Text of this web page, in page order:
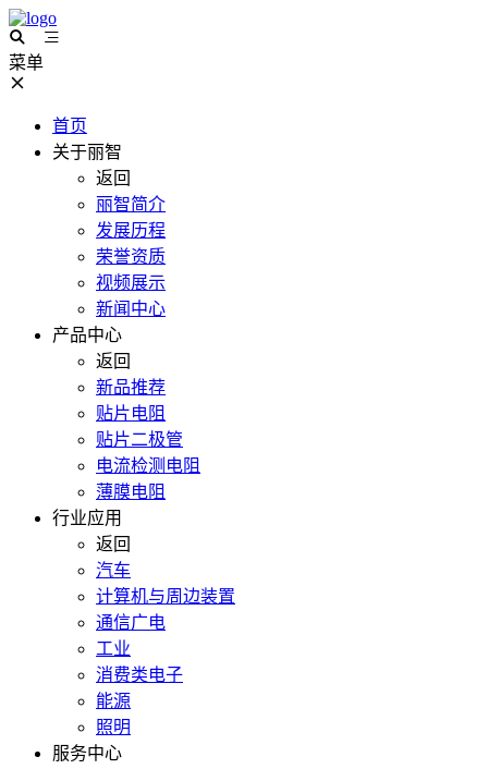
菜单
首页
关于丽智
返回
丽智简介
发展历程
荣誉资质
视频展示
新闻中心
产品中心
返回
新品推荐
贴片电阻
贴片二极管
电流检测电阻
薄膜电阻
行业应用
返回
汽车
计算机与周边装置
通信广电
工业
消费类电子
能源
照明
服务中心